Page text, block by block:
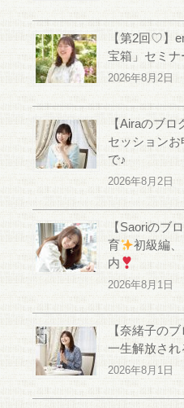
【第2回♡】
宝箱」セミ
2026年8月2日
【Airaのブ
セッションお
で♪
2026年8月2日
【Saoriのブ
育
初級編
内
2026年8月1日
【奈緒子の
一生解放され
2026年8月1日